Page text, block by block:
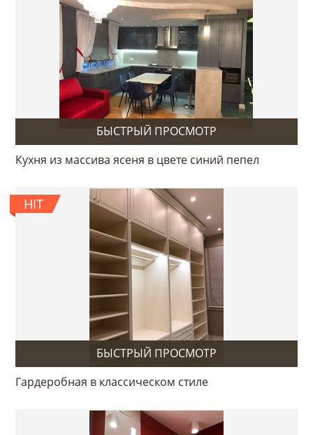
БЫСТРЫЙ ПРОСМОТР
Кухня из массива ясеня в цвете синий пепел
БЫСТРЫЙ ПРОСМОТР
Гардеробная в классическом стиле
HIT